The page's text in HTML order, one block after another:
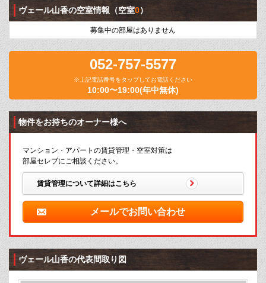
ヴェール山香の空室情報（空室0）
募集中の部屋はありません
052-757-5577
※上記電話番号をタップしてお電話ください
10:00〜19:00(年中無休)
物件をお持ちのオーナー様へ
マンション・アパートの賃貸管理・空室対策は
部屋セレブにご相談ください。
賃貸管理について詳細はこちら
メールでお問い合わせ
ヴェール山香の代表間取り図